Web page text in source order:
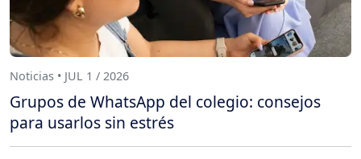
Noticias • JUL 1 / 2026
Grupos de WhatsApp del colegio: consejos
para usarlos sin estrés